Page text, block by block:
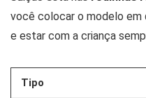
você colocar o modelo
e estar com a criança
Tipo